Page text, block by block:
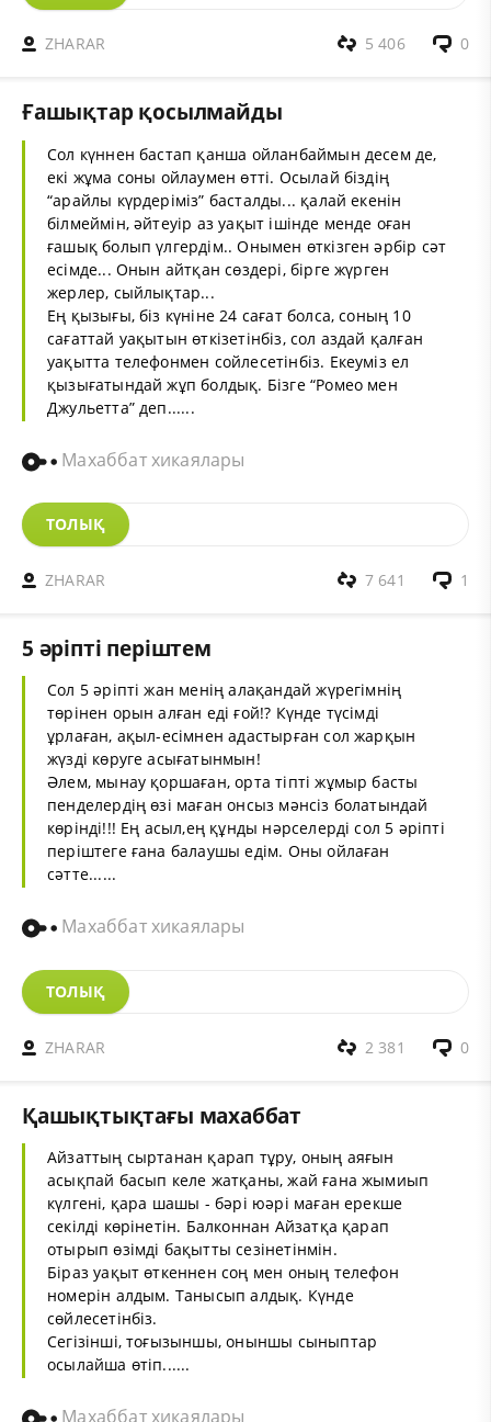
ZHARAR 0
5 406
Ғашықтар қосылмайды
Сол күннен бастап қанша ойланбаймын десем де,
екі жұма соны ойлаумен өтті. Осылай біздің
“арайлы күрдеріміз” басталды... қалай екенін
білмеймін, әйтеуір аз уақыт ішінде менде оған
ғашық болып үлгердім.. Онымен өткізген әрбір сәт
есімде... Онын айтқан сөздері, бірге жүрген
жерлер, сыйлықтар...
Ең қызығы, біз күніне 24 сағат болса, соның 10
сағаттай уақытын өткізетінбіз, сол аздай қалған
уақытта телефонмен сойлесетінбіз. Екеуміз ел
қызығатындай жұп болдық. Бізге “Ромео мен
Джульетта” деп......
Махаббат хикаялары
ТОЛЫҚ
ZHARAR 1
7 641
5 әріпті періштем
Сол 5 әріпті жан менің алақандай жүрегімнің
төрінен орын алған еді ғой!? Күнде түсімді
ұрлаған, ақыл-есімнен адастырған сол жарқын
жүзді көруге асығатынмын!
Әлем, мынау қоршаған, орта тіпті жұмыр басты
пенделердің өзі маған онсыз мәнсіз болатындай
көрінді!!! Ең асыл,ең құнды нәрселерді сол 5 әріпті
періштеге ғана балаушы едім. Оны ойлаған
сәтте......
Махаббат хикаялары
ТОЛЫҚ
ZHARAR 0
2 381
Қашықтықтағы махаббат
Айзаттың сыртанан қарап тұру, оның аяғын
асықпай басып келе жатқаны, жай ғана жымиып
күлгені, қара шашы - бәрі юәрі маған ерекше
секілді көрінетін. Балконнан Айзатқа қарап
отырып өзімді бақытты сезінетінмін.
Біраз уақыт өткеннен соң мен оның телефон
номерін алдым. Танысып алдық. Күнде
сөйлесетінбіз.
Сегізінші, тоғызыншы, оныншы сыныптар
осылайша өтіп......
Махаббат хикаялары